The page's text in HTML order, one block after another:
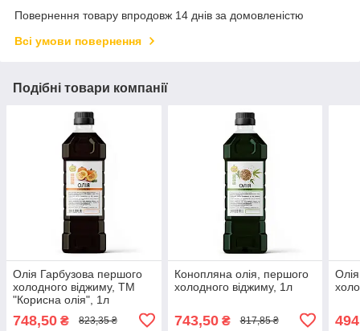
Повернення товару впродовж 14 днів за домовленістю
Всі умови повернення
Подібні товари компанії
Олія Гарбузова першого
холодного віджиму, ТМ
"Корисна олія", 1л
748,50 ₴ 823,35 ₴
Конопляна олія, першого
холодного віджиму, 1л
743,50₴ 817,85 ₴ 494